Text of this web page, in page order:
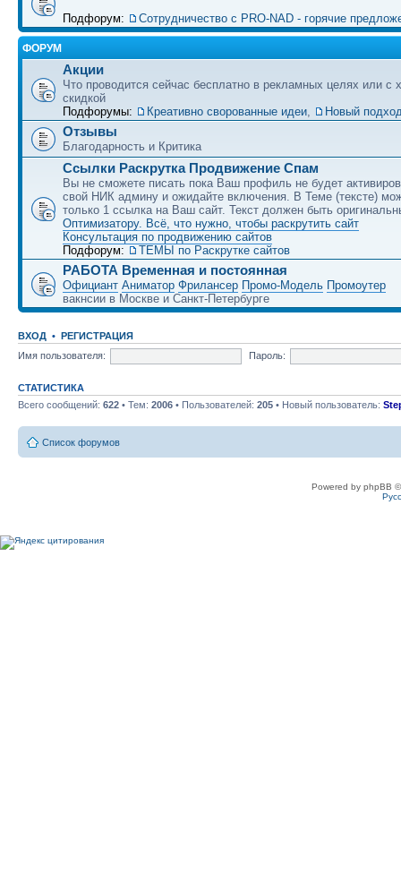
Подфорум: Сотрудничество c PRO-NAD - горячие
ФОРУМ
Акции
Что проводится сейчас бесплатно в рекламных целях или с
скидкой
Подфорумы:
Креативно сворованные идеи, Новый
Отзывы
Благодарность и Критика
Ссылки Раскрутка Продвижение Спам
Вы не сможете писать пока Ваш профиль не будет
свой НИК админу и ожидайте включения. В Теме (тексте)
только 1 ссылка на Ваш сайт. Текст должен быть
Оптимизатору. Всё, что нужно, чтобы раскрутить сайт
Консультация по продвижению сайтов
Подфорум:
ТЕМЫ по Раскрутке сайтов
РАБОТА Временная и постоянная
Официант Аниматор Фрилансер Промо-Модель Промоутер
вакнсии в Москве и Санкт-Петербурге
ВХОД • РЕГИСТРАЦИЯ
Имя пользователя:
Пароль:
СТАТИСТИКА
Всего сообщений: 622 • Тем: 2006 • Пользователей: 205 • Новый пользователь:
Список форумов
Powered by phpBB